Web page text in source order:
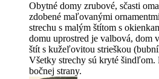
Obytné domy zrubové, sčasti
zdobené maľovanými
strechu s malým štítom s
domu uprostred je valbová, dom
štít s kužeľovitou strieškou
Všetky strechy sú kryté šindľom.
bočnej strany.